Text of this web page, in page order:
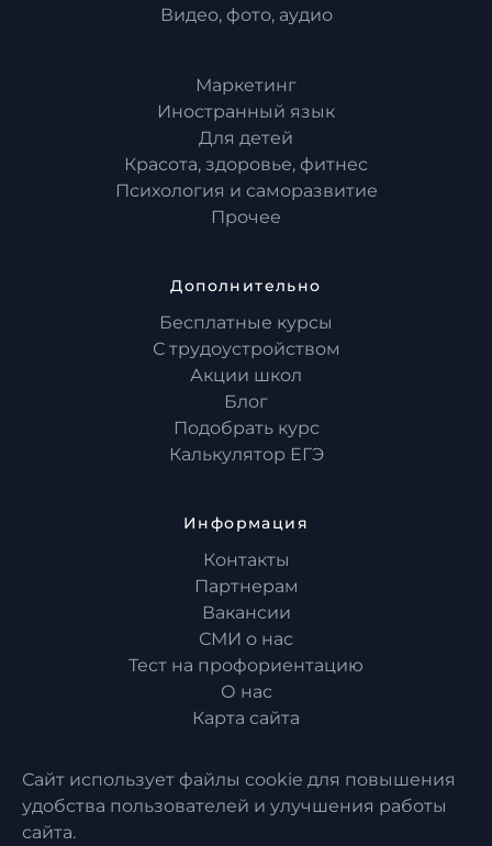
Видео, фото, аудио
Маркетинг
Иностранный язык
Для детей
Красота, здоровье, фитнес
Психология и саморазвитие
Прочее
Дополнительно
Бесплатные курсы
С трудоустройством
Акции школ
Блог
Подобрать курс
Калькулятор ЕГЭ
Информация
Контакты
Партнерам
Вакансии
СМИ о нас
Тест на профориентацию
О нас
Карта сайта
Сайт использует файлы cookie для повышения
удобства пользователей и улучшения работы
сайта.